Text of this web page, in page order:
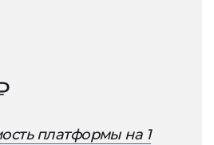
платформы на 1